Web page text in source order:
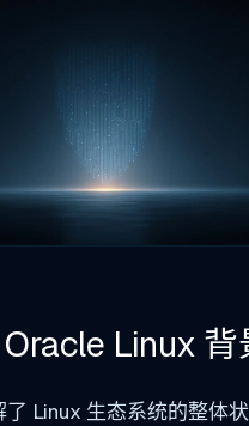
Linux 背
Linux 生态系统的整体